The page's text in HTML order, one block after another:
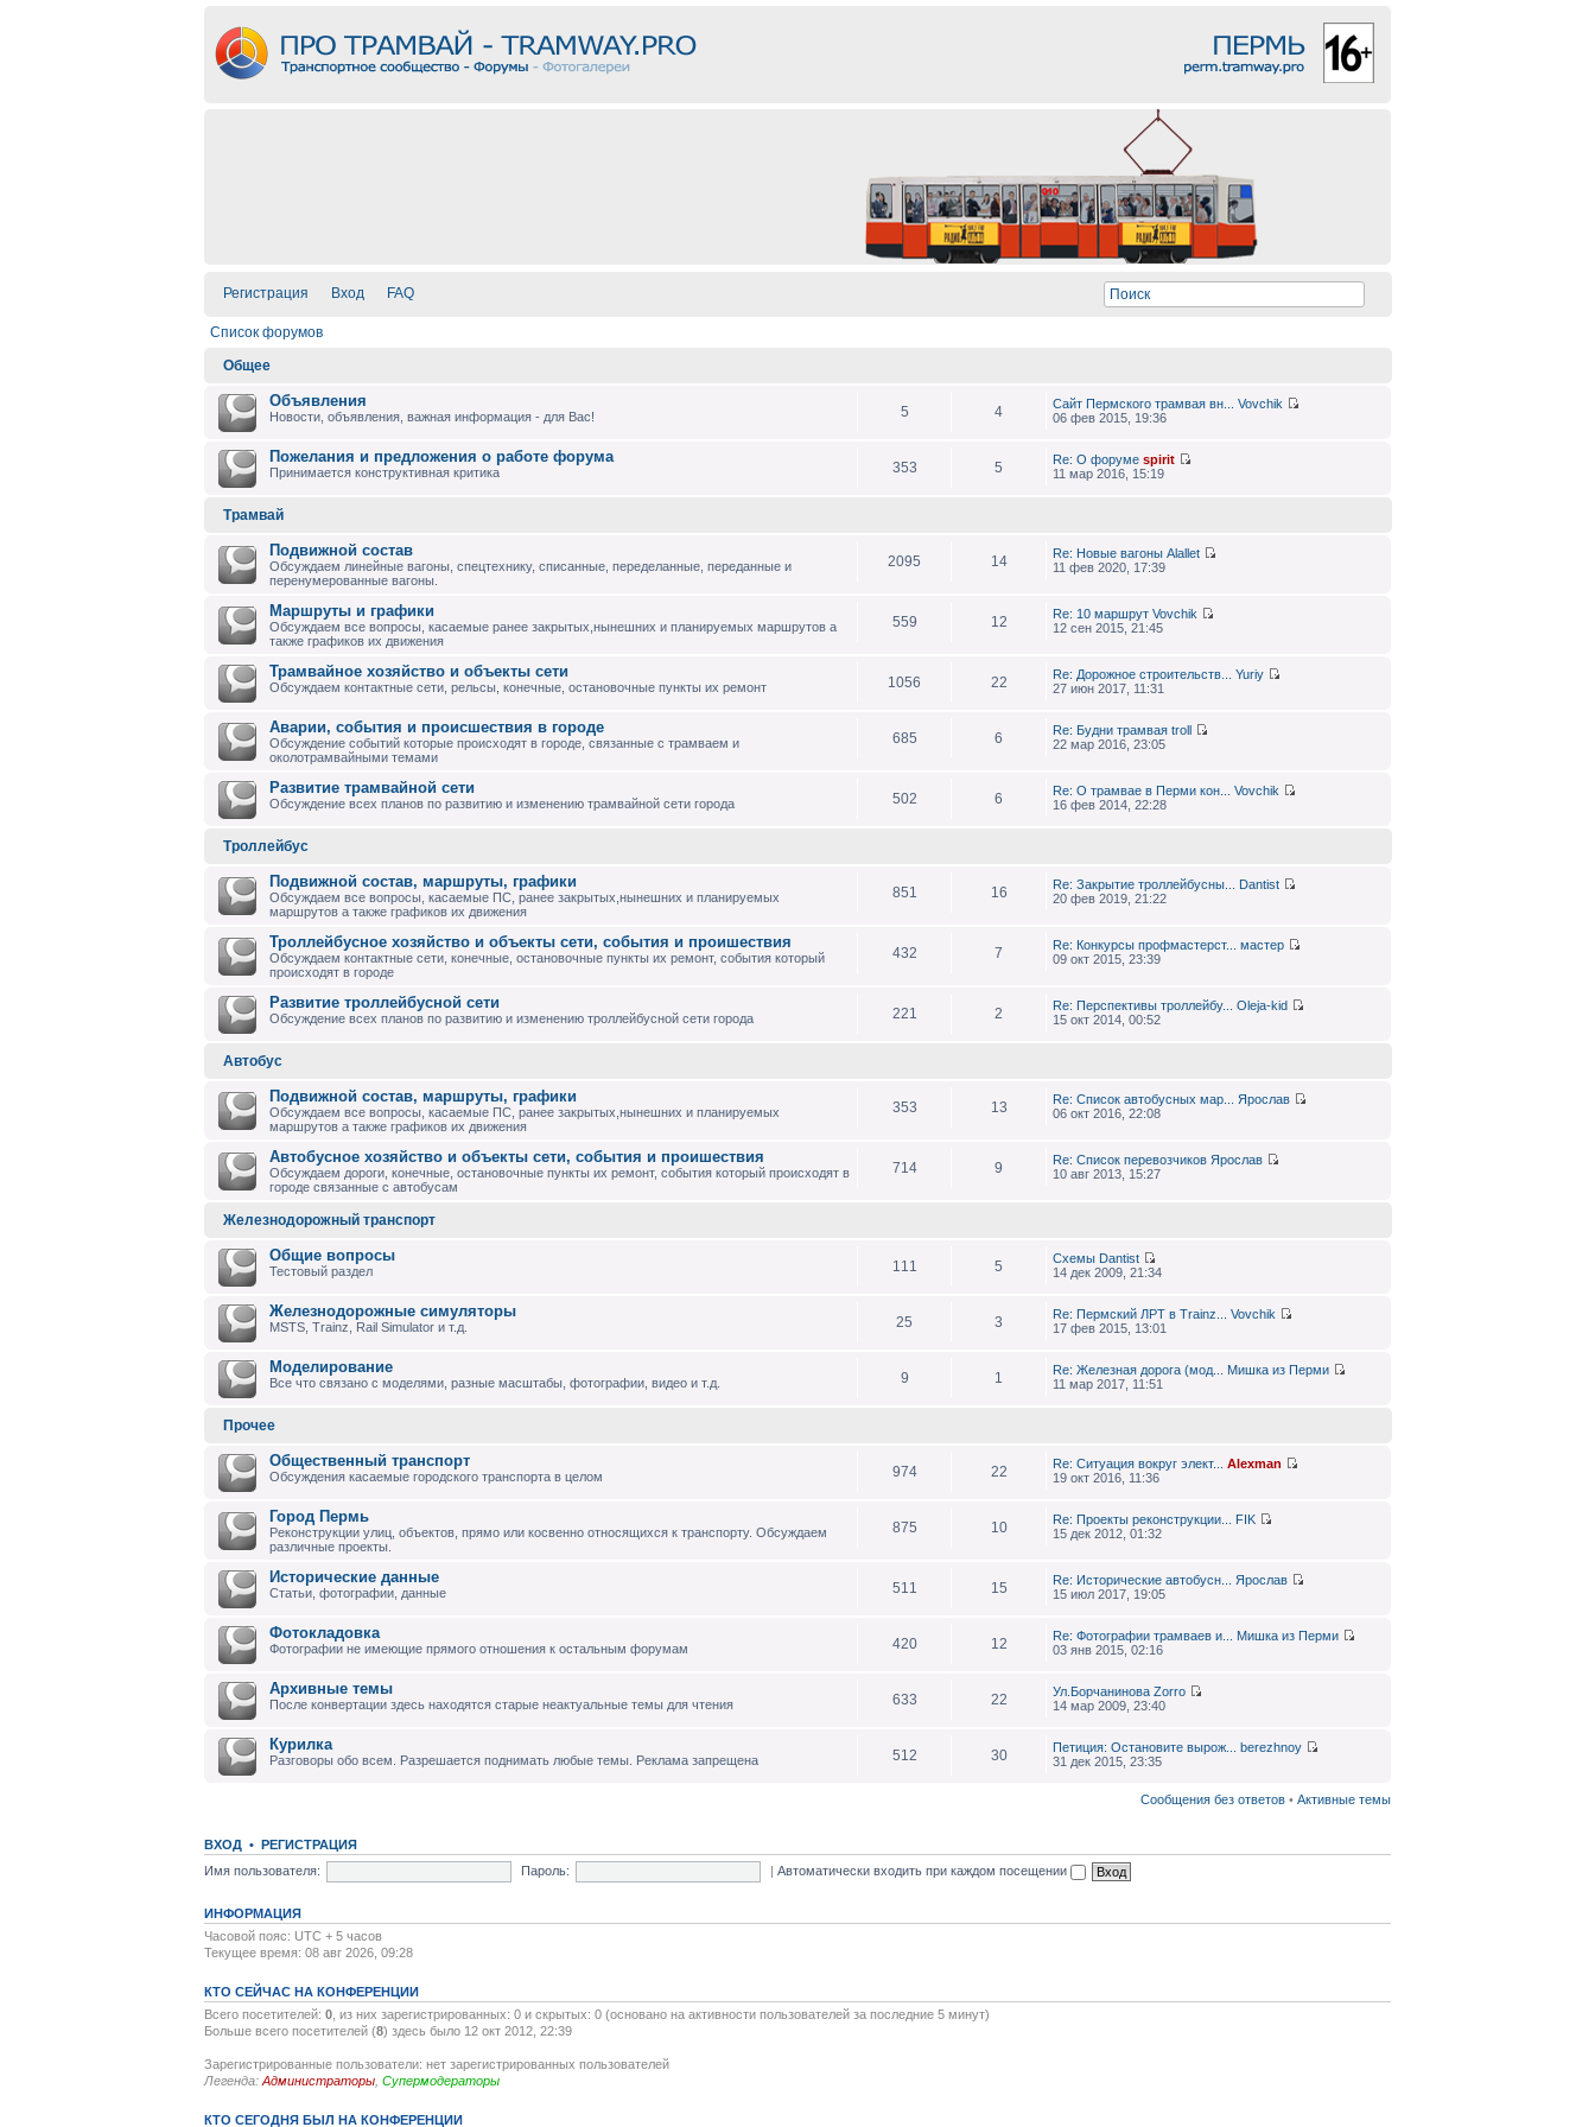
Регистрация Вход FAQ
Список форумов
Общее
Объявления
Новости, объявления, важная информация - для Вас! 5 4 Сайт Пермского трамвая вн...
Vovchik
06 фев 2015, 19:36
Пожелания и предложения о работе форума
Принимается конструктивная критика 353 5 Re: О форуме spirit
11 мар 2016, 15:19
Трамвай
Подвижной состав
Обсуждаем линейные вагоны, спецтехнику, списанные, переделанные, переданные и
перенумерованные вагоны.
2095 14 Re: Новые вагоны Alallet
11 фев 2020, 17:39
Маршруты и графики
Обсуждаем все вопросы, касаемые ранее закрытых,нынешних и планируемых маршрутов а
также графиков их движения
559 12 Re: 10 маршрут Vovchik
12 сен 2015, 21:45
Трамвайное хозяйство и объекты сети
Обсуждаем контактные сети, рельсы, конечные, остановочные пункты их ремонт 1056 22 Re: Дорожное строительств...
Yuriy
27 июн 2017, 11:31
Аварии, события и происшествия в городе
Обсуждение событий которые происходят в городе, связанные с трамваем и
околотрамвайными темами
685 6 Re: Будни трамвая troll
22 мар 2016, 23:05
Развитие трамвайной сети
Обсуждение всех планов по развитию и изменению трамвайной сети города 502 6 Re: О трамвае в Перми кон...
Vovchik
16 фев 2014, 22:28
Троллейбус
Подвижной состав, маршруты, графики
Обсуждаем все вопросы, касаемые ПС, ранее закрытых,нынешних и планируемых
маршрутов а также графиков их движения
851 16 Re: Закрытие троллейбусны...
Dantist
20 фев 2019, 21:22
Троллейбусное хозяйство и объекты сети, события и проишествия
Обсуждаем контактные сети, конечные, остановочные пункты их ремонт, события который
происходят в городе
432 7 Re: Конкурсы профмастерст...
мастер
09 окт 2015, 23:39
Развитие троллейбусной сети
Обсуждение всех планов по развитию и изменению троллейбусной сети города 221 2 Re: Перспективы троллейбу...
Oleja-kid
15 окт 2014, 00:52
Автобус
Подвижной состав, маршруты, графики
Обсуждаем все вопросы, касаемые ПС, ранее закрытых,нынешних и планируемых
маршрутов а также графиков их движения
353 13 Re: Список автобусных мар...
Ярослав
06 окт 2016, 22:08
Автобусное хозяйство и объекты сети, события и проишествия
Обсуждаем дороги, конечные, остановочные пункты их ремонт, события который происходят в
городе связанные с автобусам
714 9 Re: Список перевозчиков Ярослав
10 авг 2013, 15:27
Железнодорожный транспорт
Общие вопросы
Тестовый раздел 111 5 Схемы Dantist
14 дек 2009, 21:34
Железнодорожные симуляторы
MSTS, Trainz, Rail Simulator и т.д. 25 3 Re: Пермский ЛРТ в Trainz...
Vovchik
17 фев 2015, 13:01
Моделирование
Все что связано с моделями, разные масштабы, фотографии, видео и т.д. 9 1 Re: Железная дорога (мод...
Мишка из Перми
11 мар 2017, 11:51
Прочее
Общественный транспорт
Обсуждения касаемые городского транспорта в целом 974 22 Re: Ситуация вокруг элект...
Alexman
19 окт 2016, 11:36
Город Пермь
Реконструкции улиц, объектов, прямо или косвенно относящихся к транспорту. Обсуждаем
различные проекты.
875 10 Re: Проекты реконструкции...
FIK
15 дек 2012, 01:32
Исторические данные
Статьи, фотографии, данные 511 15 Re: Исторические автобусн...
Ярослав
15 июл 2017, 19:05
Фотокладовка
Фотографии не имеющие прямого отношения к остальным форумам 420 12 Re: Фотографии трамваев и...
Мишка из Перми
03 янв 2015, 02:16
Архивные темы
После конвертации здесь находятся старые неактуальные темы для чтения 633 22 Ул.Борчанинова Zorro
14 мар 2009, 23:40
Курилка
Разговоры обо всем. Разрешается поднимать любые темы. Реклама запрещена 512 30 Петиция: Остановите вырож...
berezhnoy
31 дек 2015, 23:35
Сообщения без ответов • Активные темы
ВХОД • РЕГИСТРАЦИЯ
Имя пользователя:
Пароль: | Автоматически входить при каждом посещении
ИНФОРМАЦИЯ
Часовой пояс: UTC + 5 часов
Текущее время: 08 авг 2026, 09:28
КТО СЕЙЧАС НА КОНФЕРЕНЦИИ
Всего посетителей: 0 , из них зарегистрированных: 0 и скрытых: 0 (основано на активности пользователей за последние 5 минут)
Больше всего посетителей (8) здесь было 12 окт 2012, 22:39
Зарегистрированные пользователи: нет зарегистрированных пользователей
Легенда: Администраторы Супермодераторы
КТО СЕГОДНЯ БЫЛ НА КОНФЕРЕНЦИИ